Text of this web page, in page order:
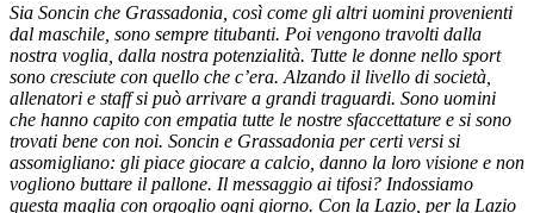
Sia Soncin che Grassadonia, così come gli altri uomini provenienti
dal maschile, sono sempre titubanti. Poi vengono travolti dalla
nostra voglia, dalla nostra potenzialità. Tutte le donne nello sport
sono cresciute con quello che c’era. Alzando il livello di società,
allenatori e staff si può arrivare a grandi traguardi. Sono uomini
che hanno capito con empatia tutte le nostre sfaccettature e si sono
trovati bene con noi. Soncin e Grassadonia per certi versi si
assomigliano: gli piace giocare a calcio, danno la loro visione e non
vogliono buttare il pallone. Il messaggio ai tifosi? Indossiamo
questa maglia con orgoglio ogni giorno. Con la Lazio, per la Lazio